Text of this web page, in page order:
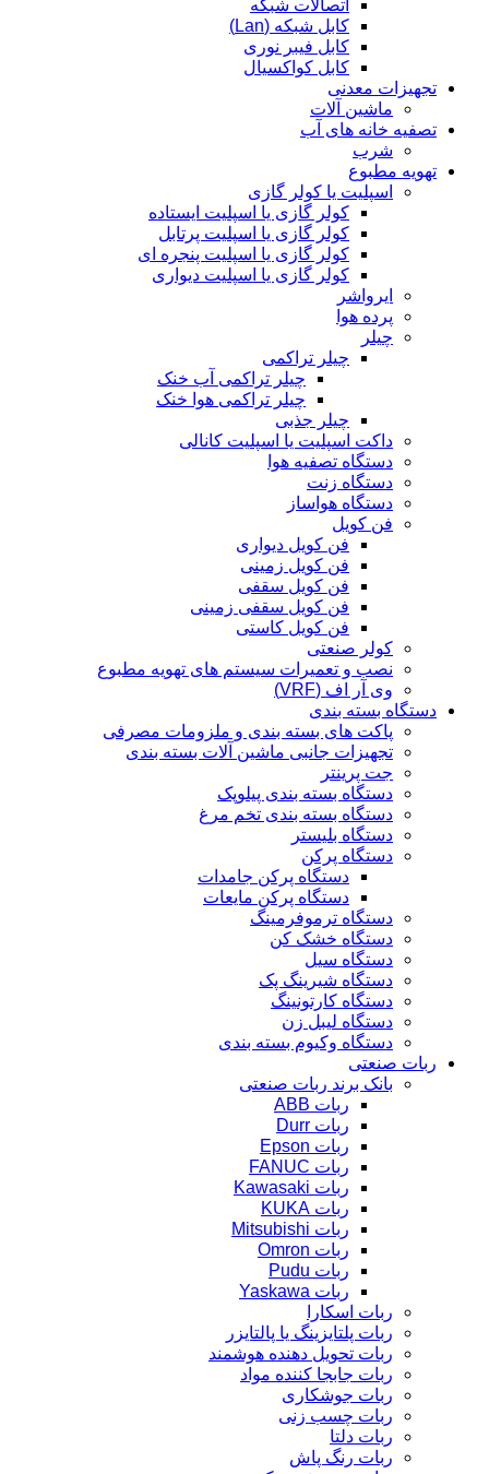
اتصالات شبکه
کابل شبکه (Lan)
کابل فیبر نوری
کابل کواکسیال
تجهیزات معدنی
ماشین آلات
تصفیه خانه های آب
شرب
تهویه مطبوع
اسپلیت یا کولر گازی
کولر گازی یا اسپلیت ایستاده
کولر گازی یا اسپلیت پرتابل
کولر گازی یا اسپلیت پنجره ای
کولر گازی یا اسپلیت دیواری
ایرواشر
پرده هوا
چیلر
چیلر تراکمی
چیلر تراکمی آب خنک
چیلر تراکمی هوا خنک
چیلر جذبی
داکت اسپلیت یا اسپلیت کانالی
دستگاه تصفیه هوا
دستگاه زنت
دستگاه هواساز
فن کویل
فن کویل دیواری
فن کویل زمینی
فن کویل سقفی
فن کویل سقفی زمینی
فن کویل کاستی
کولر صنعتی
نصب و تعمیرات سیستم های تهویه مطبوع
وی آر اف (VRF)
دستگاه بسته بندی
پاکت های بسته بندی و ملزومات مصرفی
تجهیزات جانبی ماشین آلات بسته بندی
جت پرینتر
دستگاه بسته بندی پیلوپک
دستگاه بسته بندی تخم مرغ
دستگاه بلیستر
دستگاه پرکن
دستگاه پرکن جامدات
دستگاه پرکن مایعات
دستگاه ترموفرمینگ
دستگاه خشک کن
دستگاه سیل
دستگاه شیرینگ پک
دستگاه کارتونینگ
دستگاه لیبل زن
دستگاه وکیوم بسته بندی
ربات صنعتی
بانک برند ربات صنعتی
ربات ABB
ربات Durr
ربات Epson
ربات FANUC
ربات Kawasaki
ربات KUKA
ربات Mitsubishi
ربات Omron
ربات Pudu
ربات Yaskawa
ربات اسکارا
ربات پلتایزینگ یا پالتایزر
ربات تحویل دهنده هوشمند
ربات جابجا کننده مواد
ربات جوشکاری
ربات چسب زنی
ربات دلتا
ربات رنگ پاش